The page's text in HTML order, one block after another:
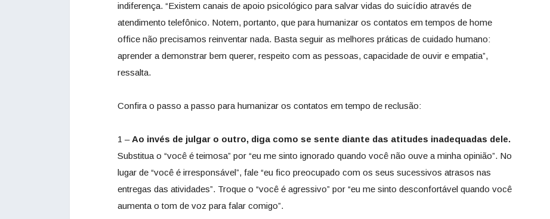
indiferença. “Existem canais de apoio psicológico para salvar vidas do suicídio através de
atendimento telefônico. Notem, portanto, que para humanizar os contatos em tempos de home
office não precisamos reinventar nada. Basta seguir as melhores práticas de cuidado humano:
aprender a demonstrar bem querer, respeito com as pessoas, capacidade de ouvir e empatia”,
ressalta.
Confira o passo a passo para humanizar os contatos em tempo de reclusão:
1 – Ao invés de julgar o outro, diga como se sente diante das atitudes inadequadas dele.
Substitua o “você é teimosa” por “eu me sinto ignorado quando você não ouve a minha opinião”. No
lugar de “você é irresponsável”, fale “eu fico preocupado com os seus sucessivos atrasos nas
entregas das atividades”. Troque o “você é agressivo” por “eu me sinto desconfortável quando você
aumenta o tom de voz para falar comigo”.